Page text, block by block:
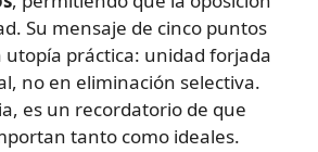
Su mensaje de cinco puntos
utopía práctica: unidad forjada
no en eliminación selectiva.
es un recordatorio de que
tanto como ideales.